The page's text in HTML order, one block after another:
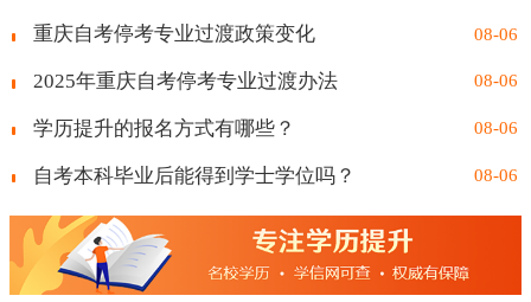
重庆自考停考专业过渡政策变化 08-06
2025年重庆自考停考专业过渡办法 08-06
学历提升的报名方式有哪些？ 08-06
自考本科毕业后能得到学士学位吗？ 08-06